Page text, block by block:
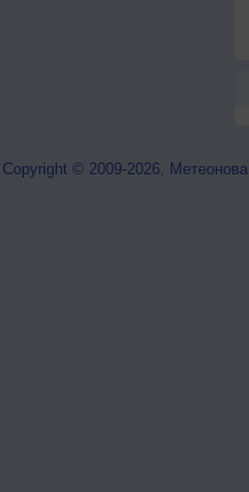
Copyright © 2009-2026, Метеонова